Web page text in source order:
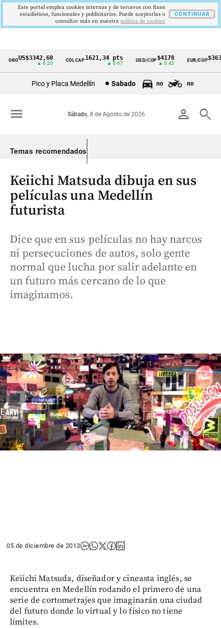
Cintillo
Colombia
US$3342,60
▲ 8.20
COLCAP1621,34 pts
▲ 0.67
USD/COP$4178
▲ 0.42
EUR/COP$3639
Pico y Placa Medellín Sabado no no
person search
Sábado, 8 de Agosto de 2026
menu
Temas recomendados
Keiichi Matsuda dibuja en sus
películas una Medellín
futurista
Dice que en sus películas no hay narcos
ni persecuciones de autos, solo gente
normal que lucha por salir adelante en
un futuro más cercano de lo que
imaginamos.
05 de diciembre de 2013
Keiichi Matsuda, diseñador y cineasta inglés, se
encuentra en Medellín rodando el primero de una
serie de cortometrajes que imaginarán una ciudad
del futuro donde lo virtual y lo físico no tiene
límites.
Este portal emplea cookies internas y de terceros con fines
estadísticos, funcionales y publicitarios. Puede aceptarlas o
consultar más en nuestra politica de cookies
CONTINUAR